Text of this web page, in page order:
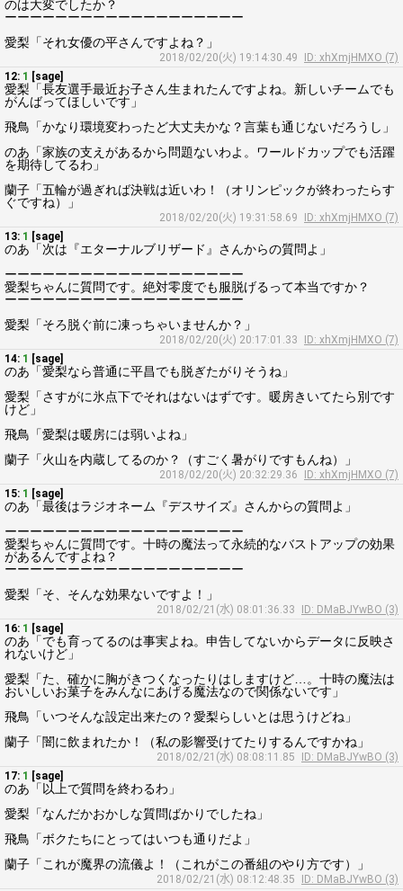
のは大変でしたか？
ーーーーーーーーーーーーーーーーーーー
愛梨「それ女優の平さんですよね？」
2018/02/20(火) 19:14:30.49
ID: xhXmjHMXO (7)
12: 1 [sage]
愛梨「長友選手最近お子さん生まれたんですよね。新しいチームでも
がんばってほしいです」
飛鳥「かなり環境変わったど大丈夫かな？言葉も通じないだろうし」
のあ「家族の支えがあるから問題ないわよ。ワールドカップでも活躍
を期待してるわ」
蘭子「五輪が過ぎれば決戦は近いわ！（オリンピックが終わったらす
ぐですね）」
2018/02/20(火) 19:31:58.69
ID: xhXmjHMXO (7)
13: 1 [sage]
のあ「次は『エターナルブリザード』さんからの質問よ」
ーーーーーーーーーーーーーーーーーーー
愛梨ちゃんに質問です。絶対零度でも服脱げるって本当ですか？
ーーーーーーーーーーーーーーーーーーー
愛梨「そろ脱ぐ前に凍っちゃいませんか？」
2018/02/20(火) 20:17:01.33
ID: xhXmjHMXO (7)
14: 1 [sage]
のあ「愛梨なら普通に平昌でも脱ぎたがりそうね」
愛梨「さすがに氷点下でそれはないはずです。暖房きいてたら別です
けど」
飛鳥「愛梨は暖房には弱いよね」
蘭子「火山を内蔵してるのか？（すごく暑がりですもんね）」
2018/02/20(火) 20:32:29.36
ID: xhXmjHMXO (7)
15: 1 [sage]
のあ「最後はラジオネーム『デスサイズ』さんからの質問よ」
ーーーーーーーーーーーーーーーーーーー
愛梨ちゃんに質問です。十時の魔法って永続的なバストアップの効果
があるんですよね？
ーーーーーーーーーーーーーーーーーーー
愛梨「そ、そんな効果ないですよ！」
2018/02/21(水) 08:01:36.33
ID: DMaBJYwBO (3)
16: 1 [sage]
のあ「でも育ってるのは事実よね。申告してないからデータに反映さ
れないけど」
愛梨「た、確かに胸がきつくなったりはしますけど…。十時の魔法は
おいしいお菓子をみんなにあげる魔法なので関係ないです」
飛鳥「いつそんな設定出来たの？愛梨らしいとは思うけどね」
蘭子「闇に飲まれたか！（私の影響受けてたりするんですかね」
2018/02/21(水) 08:08:11.85
ID: DMaBJYwBO (3)
17: 1 [sage]
のあ「以上で質問を終わるわ」
愛梨「なんだかおかしな質問ばかりでしたね」
飛鳥「ボクたちにとってはいつも通りだよ」
蘭子「これが魔界の流儀よ！（これがこの番組のやり方です）」
2018/02/21(水) 08:12:48.35
ID: DMaBJYwBO (3)